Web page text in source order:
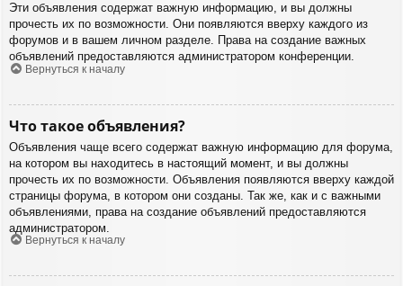
Эти объявления содержат важную информацию, и вы должны
прочесть их по возможности. Они появляются вверху каждого из
форумов и в вашем личном разделе. Права на создание важных
объявлений предоставляются администратором конференции.
Вернуться к началу
Что такое объявления?
Объявления чаще всего содержат важную информацию для форума,
на котором вы находитесь в настоящий момент, и вы должны
прочесть их по возможности. Объявления появляются вверху каждой
страницы форума, в котором они созданы. Так же, как и с важными
объявлениями, права на создание объявлений предоставляются
администратором.
Вернуться к началу